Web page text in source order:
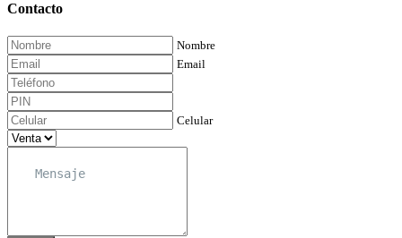
Contacto
Nombre
Email
Celular